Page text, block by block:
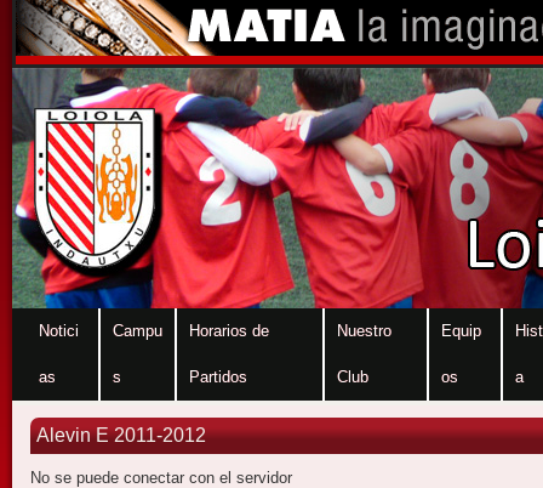
Notici
as
Campu
s
Horarios de
Partidos
Nuestro
Club
Equip
os a
Alevin E 2011-2012
No se puede conectar con el servidor